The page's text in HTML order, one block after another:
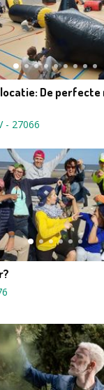
De perfecte
- 27066